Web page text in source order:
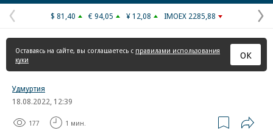
Предыдущая
страница
$ 81,40 € 94,05 ¥ 12,08 IMOEX 2285,88
Оставаясь на сайте, вы соглашаетесь с правилами использования
куки
ОК
Удмуртия
18.08.2022, 12:39
177 1 мин.